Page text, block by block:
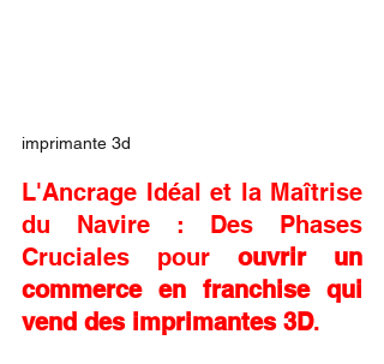
imprimante 3d
L'Ancrage Idéal et la Maîtrise
du Navire : Des Phases
Cruciales pour ouvrir un
commerce en franchise qui
vend des imprimantes 3D.